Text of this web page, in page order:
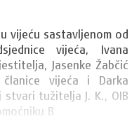
vijeću sastavljenom od
vijeća, Ivana
Jasenke Žabčić
vijeća i Darka
tužitelja J. K., OIB
B